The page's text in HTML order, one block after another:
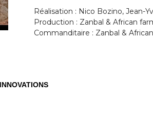
Réalisation : Nico Bozino, Jean-
Production : Zanbal & African
Commanditaire : Zanbal &